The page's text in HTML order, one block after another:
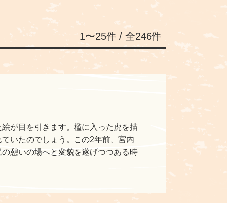
1〜25件 / 全246件
が目を引きます。檻に入った虎を描
いたのでしょう。この2年前、宮内
憩いの場へと変貌を遂げつつある時